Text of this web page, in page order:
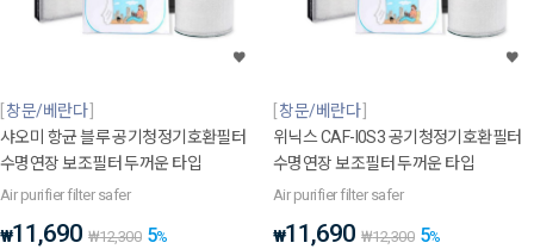
창문/베란다
샤오미 항균 블루 공기청정기호환필터
수명연장 보조필터 두꺼운 타입
Air purifier filter safer
₩11,690 ₩12,300 5%
창문/베란다
위닉스 CAF-I0S3 공기청정기호환필터
수명연장 보조필터 두꺼운 타입
Air purifier filter safer
₩11,690 ₩12,300 5%